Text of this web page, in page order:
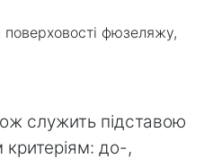
фюзеляжу,
служить підставою
критеріям: до-,